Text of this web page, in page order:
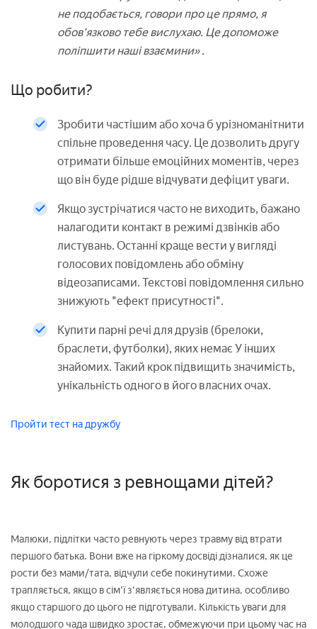
не подобається, говори про це прямо, я
обов'язково тебе вислухаю. Це допоможе
поліпшити наші взаємини».
Що робити?
Зробити частішим або хоча б урізноманітнити
спільне проведення часу. Це дозволить другу
отримати більше емоційних моментів, через
що він буде рідше відчувати дефіцит уваги.
Якщо зустрічатися часто не виходить, бажано
налагодити контакт в режимі дзвінків або
листувань. Останні краще вести у вигляді
голосових повідомлень або обміну
відеозаписами. Текстові повідомлення сильно
знижують "ефект присутності".
Купити парні речі для друзів (брелоки,
браслети, футболки), яких немає У інших
знайомих. Такий крок підвищить значимість,
унікальність одного в його власних очах.
Пройти тест на дружбу
Як боротися з ревнощами дітей?
Малюки, підлітки часто ревнують через травму від втрати
першого батька. Вони вже на гіркому досвіді дізналися, як це
рости без мами/тата, відчули себе покинутими. Схоже
трапляється, якщо в сім'ї з'являється нова дитина, особливо
якщо старшого до цього не підготували. Кількість уваги для
молодшого чада швидко зростає, обмежуючи при цьому час на